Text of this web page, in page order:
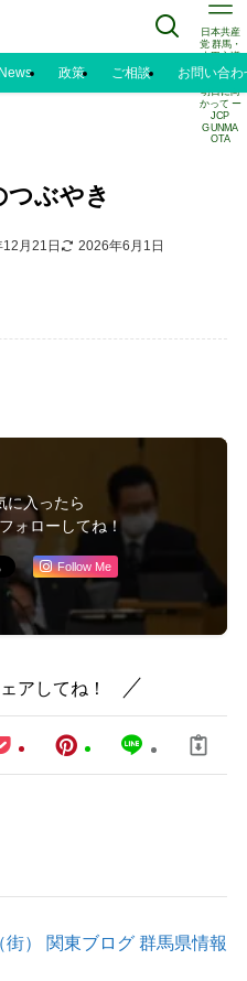
日本共産
党 群馬・
太田市議
水野正己
のブログ |
明日に向
かって ー
JCP
GUNMA
OTA
政策 ご相談 お問い合わ
つぶやき
月21日 2026年6月1日
に入ったら
ォローしてね！
Follow Me
アしてね！